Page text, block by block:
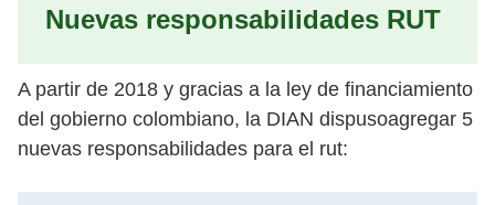
Nuevas responsabilidades RUT
A partir de 2018 y gracias a la ley de financiamiento
del gobierno colombiano, la DIAN dispusoagregar 5
nuevas responsabilidades para el rut: